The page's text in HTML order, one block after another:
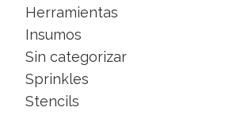
Herramientas
Insumos
Sin categorizar
Sprinkles
Stencils